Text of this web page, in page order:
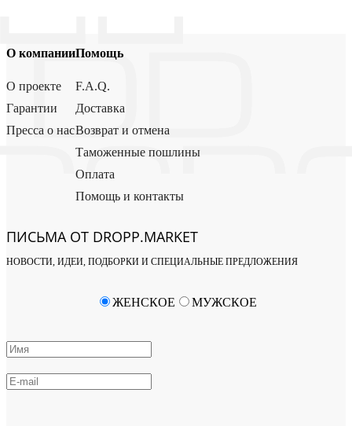
О компании
О проекте
Гарантии
Пресса о нас
Помощь
F.A.Q.
Доставка
Возврат и отмена
Таможенные пошлины
Оплата
Помощь и контакты
ПИСЬМА ОТ DROPP.MARKET
НОВОСТИ, ИДЕИ, ПОДБОРКИ И СПЕЦИАЛЬНЫЕ ПРЕДЛОЖЕНИЯ
ЖЕНСКОЕ МУЖСКОЕ